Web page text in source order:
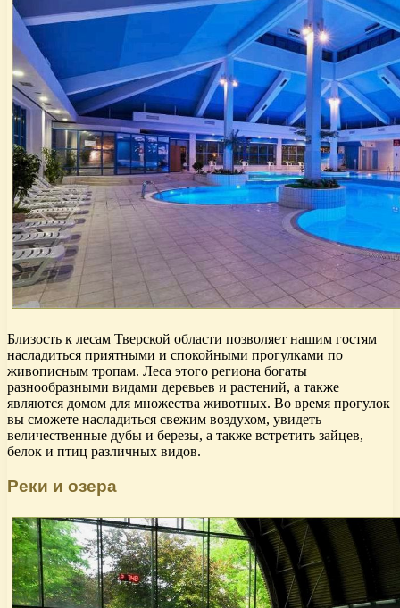
Близость к лесам Тверской области позволяет нашим гостям
насладиться приятными и спокойными прогулками по
живописным тропам. Леса этого региона богаты
разнообразными видами деревьев и растений, а также
являются домом для множества животных. Во время прогулок
вы сможете насладиться свежим воздухом, увидеть
величественные дубы и березы, а также встретить зайцев,
белок и птиц различных видов.
Реки и озера